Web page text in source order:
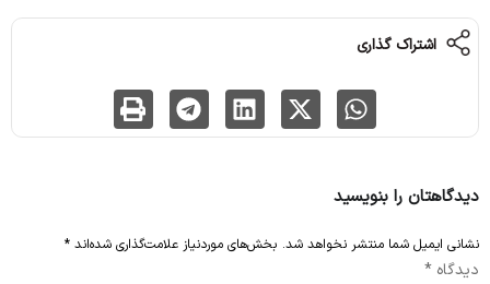
اشتراک گذاری
دیدگاهتان را بنویسید
نشانی ایمیل شما منتشر نخواهد شد. بخش‌های موردنیاز علامت‌گذاری شده‌اند *
دیدگاه *